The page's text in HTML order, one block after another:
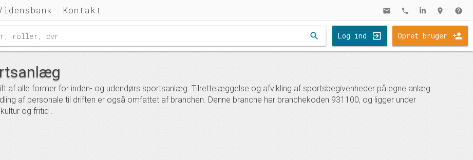
Kontakt mail phone location_on help
search Log ind Opret bruger
af alle former for inden- og udendørs sportsanlæg. Tilrettelæggelse og afvikling af sportsbegivenheder på egne anlæg
af personale til driften er også omfattet af branchen. Denne branche har branchekoden 931100, og ligger under
og fritid .